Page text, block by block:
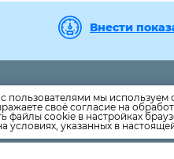
Внести
Дополнительный офис
пользователями мы
своё согласие на
файлы cookie в настройках
условиях, указанных в